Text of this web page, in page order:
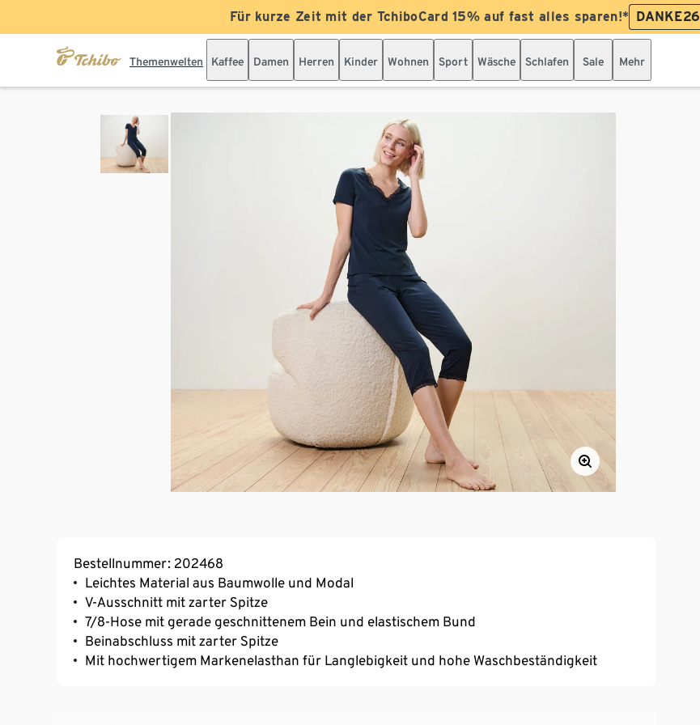
Für kurze Zeit mit der TchiboCard 15% auf fast alles sparen!* DANKE26
Themenwelten Kaffee Damen Herren Kinder Wohnen Sport Wäsche Schlafen Sale Mehr
Bestellnummer: 202468
Leichtes Material aus Baumwolle und Modal
V-Ausschnitt mit zarter Spitze
7/8-Hose mit gerade geschnittenem Bein und elastischem Bund
Beinabschluss mit zarter Spitze
Mit hochwertigem Markenelasthan für Langlebigkeit und hohe Waschbeständigkeit